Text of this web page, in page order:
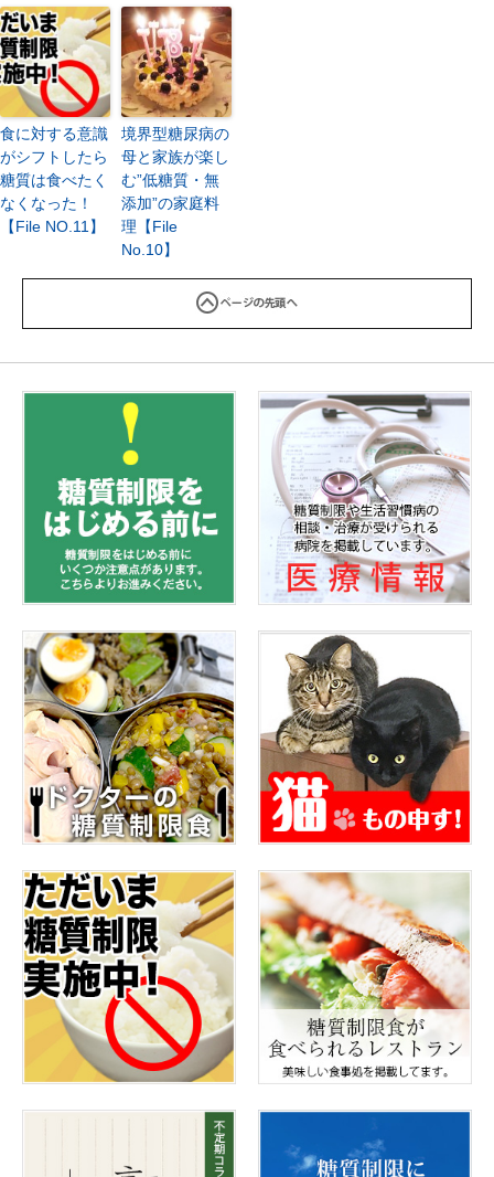
食に対する意識
がシフトしたら
糖質は食べたく
なくなった！
【File NO.11】
境界型糖尿病の
母と家族が楽し
む”低糖質・無
添加”の家庭料
理【File
No.10】